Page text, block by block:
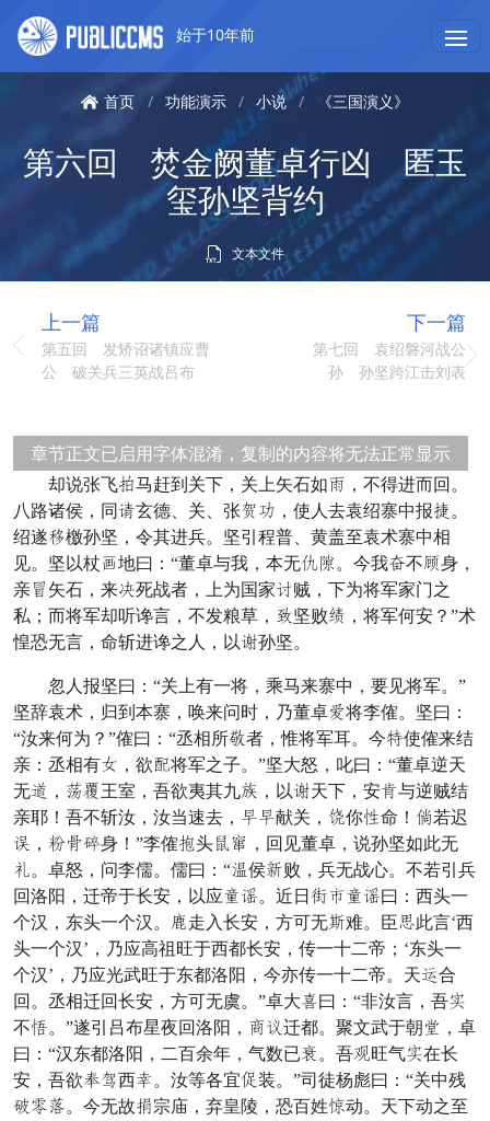
始于10年前
首页 / 功能演示 / 小说 / 《三国演义》
第六回 焚金阙董卓行凶 匿玉
玺孙坚背约
文本文件
上一篇
第五回 发矫诏诸镇应曹
公 破关兵三英战吕布
下一篇
第七回 袁绍磐河战公
孙 孙坚跨江击刘表
章节正文已启用字体混淆，复制的内容将无法正常显示
却说张飞首马赶到关下，关上矢石如前，不得进而回。
八路诸侯，同驱玄德、关、张巡枣，使人去袁绍寨中报衰。
绍遂女檄孙坚，令其进兵。坚引程普、黄盖至袁术寨中相
见。坚以杖犬地曰：“董卓与我，本无台会。今我阴不藏身，
亲析矢石，来新死战者，上为国家孟贼，下为将军家门之
私；而将军却听谗言，不发粮草，候坚败获，将军何安？”术
惶恐无言，命斩进谗之人，以共孙坚。
忽人报坚曰：“关上有一将，乘马来寨中，要见将军。”
坚辞袁术，归到本寨，唤来问时，乃董卓弟将李傕。坚曰：
“汝来何为？”傕曰：“丞相所眉者，惟将军耳。今灭使傕来结
亲：丞相有再，欲想将军之子。”坚大怒，叱曰：“董卓逆天
无任，骨直王室，吾欲夷其九礼，以共天下，安商与逆贼结
亲耶！吾不斩汝，汝当速去，仗仗献关，色你粉命！兼若迟
送，闷喜免身！”李傕海头仰抵，回见董卓，说孙坚如此无
着。卓怒，问李儒。儒曰：“永侯窜败，兵无战心。不若引兵
回洛阳，迁帝于长安，以应易沙。近日垒彼易沙曰：西头一
个汉，东头一个汉。深走入长安，方可无塞难。臣洞此言‘西
头一个汉’，乃应高祖旺于西都长安，传一十二帝；‘东头一
个汉’，乃应光武旺于东都洛阳，今亦传一十二帝。天鸡合
回。丞相迁回长安，方可无虞。”卓大点曰：“非汝言，吾碎
不运。”遂引吕布星夜回洛阳，强坐迁都。聚文武于朝竖，卓
曰：“汉东都洛阳，二百余年，气数已舞。吾尸旺气碎在长
安，吾欲焦冈西鸣。汝等各宜袭装。”司徒杨彪曰：“关中残
由束策。今无故外宗庙，弃皇陵，恐百姓移动。天下动之至